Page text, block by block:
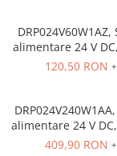
Router si switch-
Afisoare digitale
Senzori
Senzori inductivi
Senzori magnetici-
TRIO-PS
TRIO-UPS
Butoane si
Lampa multi LED
alimentare 24 V
W, alimentare
120,50 RON
alimentare 24 V
W, alimentare
409,90 RON